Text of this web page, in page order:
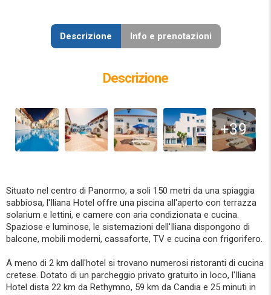
Descrizione Info e prenotazioni
Descrizione
+39
Situato nel centro di Panormo, a soli 150 metri da una spiaggia
sabbiosa, l'Iliana Hotel offre una piscina all'aperto con terrazza
solarium e lettini, e camere con aria condizionata e cucina.
Spaziose e luminose, le sistemazioni dell'Iliana dispongono di
balcone, mobili moderni, cassaforte, TV e cucina con frigorifero.
A meno di 2 km dall'hotel si trovano numerosi ristoranti di cucina
cretese. Dotato di un parcheggio privato gratuito in loco, l'Iliana
Hotel dista 22 km da Rethymno, 59 km da Candia e 25 minuti in